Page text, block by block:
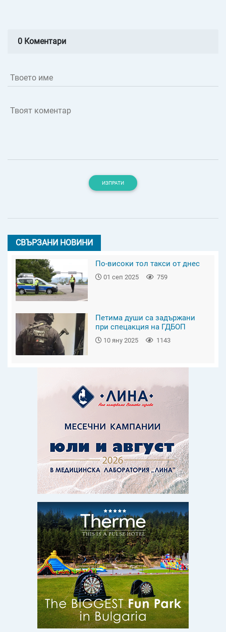
0 Коментари
Твоето име
Твоят коментар
ИЗПРАТИ
СВЪРЗАНИ НОВИНИ
По-високи тол такси от днес
01 сеп 2025 759
Петима души са задържани
при спецакция на ГДБОП
10 яну 2025 1143